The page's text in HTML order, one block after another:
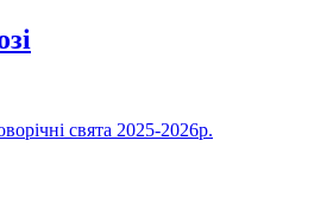
свята 2025-2026р.